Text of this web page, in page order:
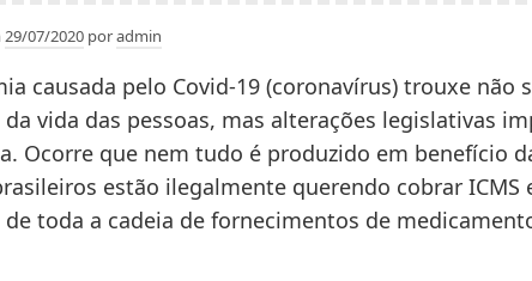
29/07/2020 poradmin
causada pelo Covid-19 (coronavírus) trouxe não
vida das pessoas, mas alterações legislativas
Ocorre que nem tudo é produzido em benefício
estão ilegalmente querendo cobrar
toda a cadeia de fornecimentos de